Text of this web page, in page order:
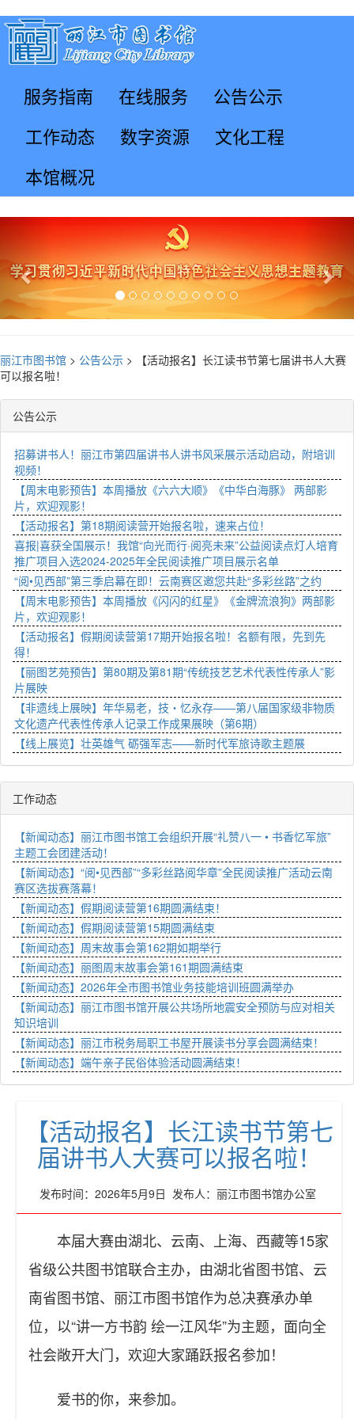
服务指南 在线服务
公告公示
工作动态
数字资源
文化工程
本馆概况
Previous
丽江市图书馆 > 公告公示 >
【活动报名】长江读书节第七届讲书人大赛
可以报名啦！
公告公示
招募讲书人！丽江市第四届讲书人讲书风采展示活动启动，附培训
视频！
【周末电影预告】本周播放《六六大顺》《中华白海豚》 两部影
片，欢迎观影！
【活动报名】第18期阅读营开始报名啦，速来占位！
喜报|喜获全国展示！我馆“向光而行·阅亮未来”公益阅读点灯人培育
推广项目入选2024-2025年全民阅读推广项目展示名单
“阅•见西部”第三季启幕在即！云南赛区邀您共赴“多彩丝路”之约
【周末电影预告】本周播放《闪闪的红星》《金牌流浪狗》两部影
片，欢迎观影！
【活动报名】假期阅读营第17期开始报名啦！名额有限，先到先
得！
【丽图艺苑预告】第80期及第81期“传统技艺艺术代表性传承人”影
片展映
【非遗线上展映】年华易老，技・忆永存——第八届国家级非物质
文化遗产代表性传承人记录工作成果展映（第6期）
【线上展览】壮英雄气 砺强军志——新时代军旅诗歌主题展
工作动态
【新闻动态】丽江市图书馆工会组织开展“礼赞八一 • 书香忆军旅”
主题工会团建活动！
【新闻动态】“阅•见西部”“多彩丝路阅华章”全民阅读推广活动云南
赛区选拔赛落幕！
【新闻动态】假期阅读营第16期圆满结束！
【新闻动态】假期阅读营第15期圆满结束
【新闻动态】周末故事会第162期如期举行
【新闻动态】丽图周末故事会第161期圆满结束
【新闻动态】2026年全市图书馆业务技能培训班圆满举办
【新闻动态】丽江市图书馆开展公共场所地震安全预防与应对相关
知识培训
【新闻动态】丽江市税务局职工书屋开展读书分享会圆满结束！
【新闻动态】端午亲子民俗体验活动圆满结束！
【活动报名】长江读书节第七
届讲书人大赛可以报名啦！
发布时间：2026年5月9日 发布人：丽江市图书馆办公室
本届大赛由湖北、云南、上海、西藏等15家
省级公共图书馆联合主办，由湖北省图书馆、云
南省图书馆、丽江市图书馆作为总决赛承办单
位，以“讲一方书韵 绘一江风华”为主题，面向全
社会敞开大门，欢迎大家踊跃报名参加！
爱书的你，来参加。